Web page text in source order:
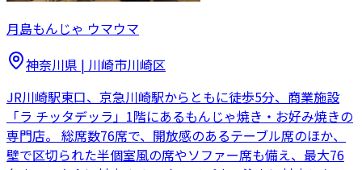
月島もんじゃ ウマウマ
神奈川県 | 川崎市川崎区
JR川崎駅東口、京急川崎駅からともに徒歩5分、商業施設
「ラ チッタデッラ」1階にあるもんじゃ焼き・お好み焼きの
専門店。 総席数76席で、開放感のあるテーブル席のほか、
壁で区切られた半個室風の席やソファー席も備え、最大76